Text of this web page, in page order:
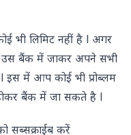
भी लिमिट नहीं है l अगर
उस बैंक में जाकर अपने सभी
में आप कोई भी प्रोब्लम
बैंक में जा सकते है l
सब्सक्राईब करें